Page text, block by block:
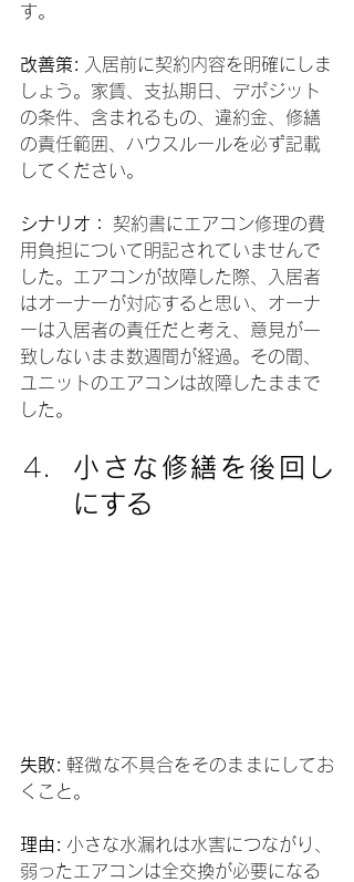
す。
改善策:
入居前に契約内容を明確にしま
しょう。家賃、支払期日、デポジット
の条件、含まれるもの、違約金、修繕
の責任範囲、ハウスルールを必ず記載
してください。
シナリオ：
契約書にエアコン修理の費
用負担について明記されていませんで
した。エアコンが故障した際、入居者
はオーナーが対応すると思い、オーナ
ーは入居者の責任だと考え、意見が一
致しないまま数週間が経過。その間、
ユニットのエアコンは故障したままで
した。
小さな修繕を後回し
にする
失敗: 軽微な不具合をそのままにしてお
くこと。
理由: 小さな水漏れは水害につながり、
弱ったエアコンは全交換が必要になる